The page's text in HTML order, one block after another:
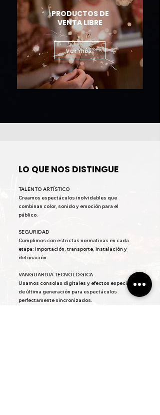
PRODUCTOS DE
VENTA LIBRE
Ver más
LO QUE NOS DISTINGUE
TALENTO ARTÍSTICO
Creamos espectáculos inolvidables que
combinan color, sonido y emoción para el
público.
SEGURIDAD
Cumplimos con estrictas normativas en cada
etapa: importación, transporte, instalación y
detonación.
VANGUARDIA TECNOLÓGICA
Usamos consolas digitales y efectos especiales
de última generación para espectáculos
perfectamente sincronizados.